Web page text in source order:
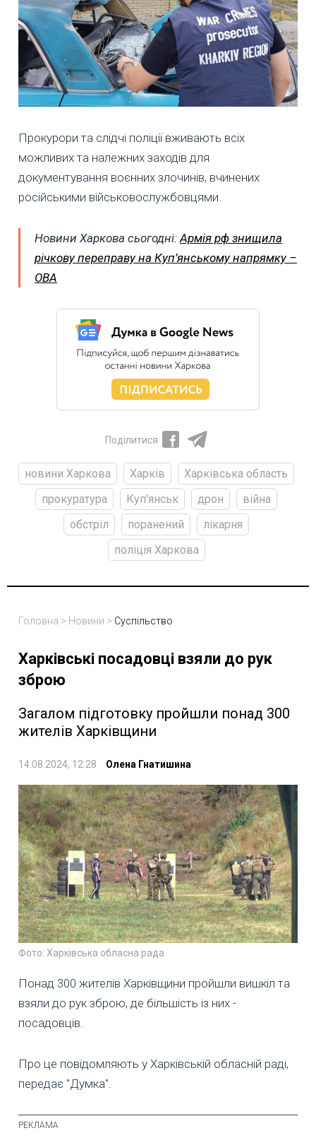
Прокурори та слідчі поліції вживають всіх
можливих та належних заходів для
документування воєнних злочинів, вчинених
російськими військовослужбовцями.
Новини Харкова сьогодні: Армія рф знищила
річкову переправу на Куп’янському напрямку –
ОВА
Поділитися
новини Харкова Харків
Харківська область
прокуратура
Куп'янськ дрон
війна
обстріл
поранений
лікарня
поліція Харкова
Головна > Новини > Суспільство
Харківські посадовці взяли до рук
зброю
Загалом підготовку пройшли понад 300
жителів Харківщини
14.08.2024, 12:28 Олена Гнатишина
Фото: Харківська обласна рада
Понад 300 жителів Харківщини пройшли вишкіл та
взяли до рук зброю, де більшість із них -
посадовців.
Про це повідомляють у Харківській обласній раді,
передає "Думка".